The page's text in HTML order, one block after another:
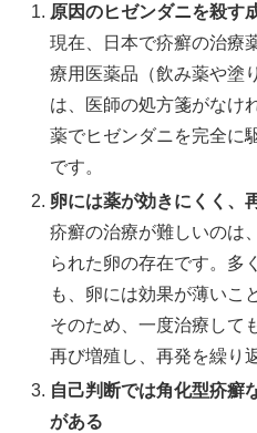
原因のヒゼンダニを殺す
現在、日本で疥癬の治療
療用医薬品（飲み薬や塗
は、医師の処方箋がなけ
薬でヒゼンダニを完全に
です。
卵には薬が効きにくく、
疥癬の治療が難しいのは
られた卵の存在です。多
も、卵には効果が薄いこ
そのため、一度治療して
再び増殖し、再発を繰り
自己判断では角化型疥癬
がある